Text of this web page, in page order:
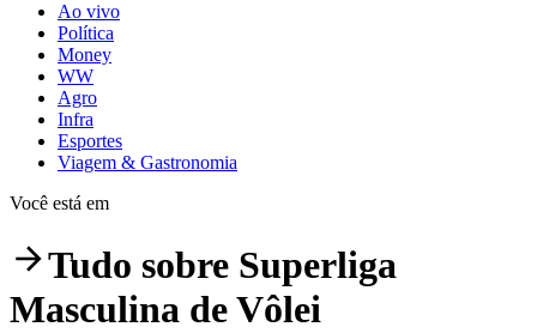
Ao vivo
Política
Money
WW
Agro
Infra
Esportes
Viagem & Gastronomia
Você está em
Tudo sobre Superliga
Masculina de Vôlei